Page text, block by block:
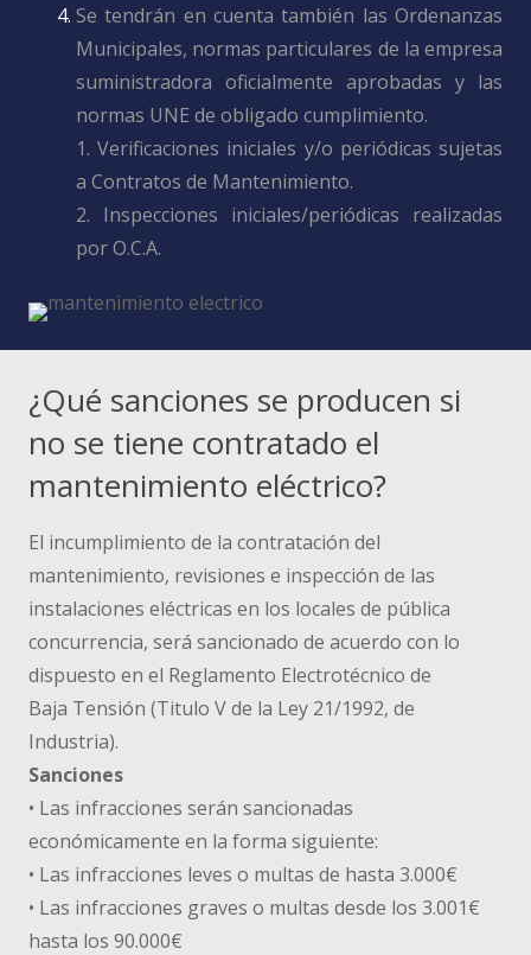
Se tendrán en cuenta también las Ordenanzas
Municipales, normas particulares de la empresa
suministradora oficialmente aprobadas y las
normas UNE de obligado cumplimiento.
1. Verificaciones iniciales y/o periódicas sujetas
a Contratos de Mantenimiento.
2. Inspecciones iniciales/periódicas realizadas
por O.C.A.
¿Qué sanciones se producen si
no se tiene contratado el
mantenimiento eléctrico?
El incumplimiento de la contratación del
mantenimiento, revisiones e inspección de las
instalaciones eléctricas en los locales de pública
concurrencia, será sancionado de acuerdo con lo
dispuesto en el Reglamento Electrotécnico de
Baja Tensión (Titulo V de la Ley 21/1992, de
Industria).
Sanciones
• Las infracciones serán sancionadas
económicamente en la forma siguiente:
• Las infracciones leves o multas de hasta 3.000€
• Las infracciones graves o multas desde los 3.001€
hasta los 90.000€